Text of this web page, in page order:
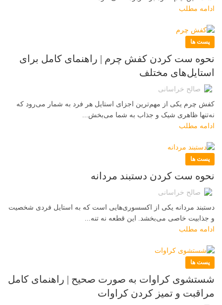
ادامه مطلب
پست ها
نحوه ست کردن کفش چرم | راهنمای کامل برای
استایل‌های مختلف
صالح خراسانی
کفش چرم یکی از مهم‌ترین اجزای استایل هر فرد به شمار می‌رود که
نه‌تنها ظاهری شیک و جذاب به شما می‌بخش...
ادامه مطلب
پست ها
نحوه ست کردن دستبند مردانه
صالح خراسانی
دستبند مردانه یکی از اکسسوری‌هایی است که به استایل فردی شخصیت
و جذابیت خاصی می‌بخشد. این قطعه نه تنه...
ادامه مطلب
پست ها
شستشوی کراوات به صورت صحیح | راهنمای کامل
مراقبت و تمیز کردن کراوات